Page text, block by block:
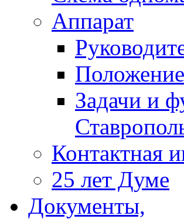
Аппарат
Задачи и
Контактная
25 лет Думе
Документы,